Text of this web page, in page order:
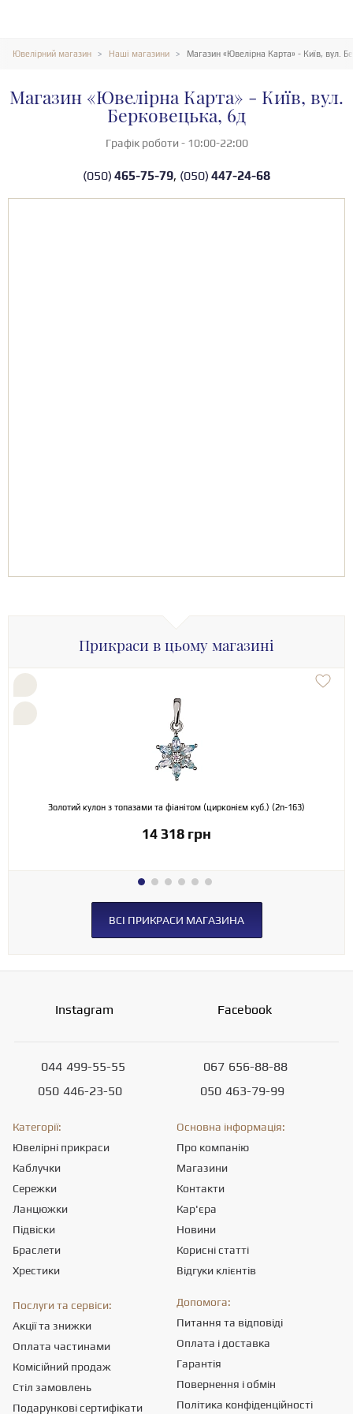
Ювелірний магазин Наші магазини Магазин «Ювелірна Карта» - Київ, вул.
Магазин «Ювелірна Карта» - Київ, вул.
Берковецька, 6д
Графік роботи - 10:00-22:00
050 465-75-79, 050 447-24-68
Прикраси в цьому магазині
Золотий кулон з топазами та фіанітом (цирконієм куб.) (2п-163)
14 318 грн
ВСІ ПРИКРАСИ МАГАЗИНА
Instagram Facebook
044 499-55-55
050 446-23-50
067 656-88-88
050 463-79-99
Категорії:
Ювелірні прикраси
Каблучки
Сережки
Ланцюжки
Підвіски
Браслети
Хрестики
Основна інформація:
Про компанію
Магазини
Контакти
Кар'єра
Новини
Корисні статті
Відгуки клієнтів
Послуги та сервіси:
Акції та знижки
Оплата частинами
Комісійний продаж
Стіл замовлень
Подарункові сертифікати
Допомога:
Питання та відповіді
Оплата і доставка
Гарантія
Повернення і обмін
Політика конфіденційності